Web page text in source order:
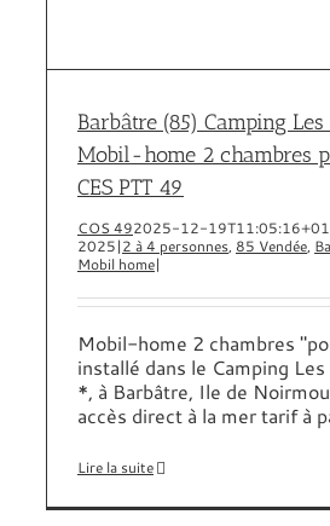
Barbâtre (85) Camping
Mobil-home 2 chambres
CES PTT 49
COS 492025-12-
2025|2 à 4 personnes, 85 Vendée,
Mobil home|
Mobil-home 2 chambres
installé dans le Camping
*, à Barbâtre, Ile de
accès direct à la mer tarif à
Lire la suite